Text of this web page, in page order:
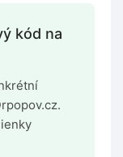
kód na